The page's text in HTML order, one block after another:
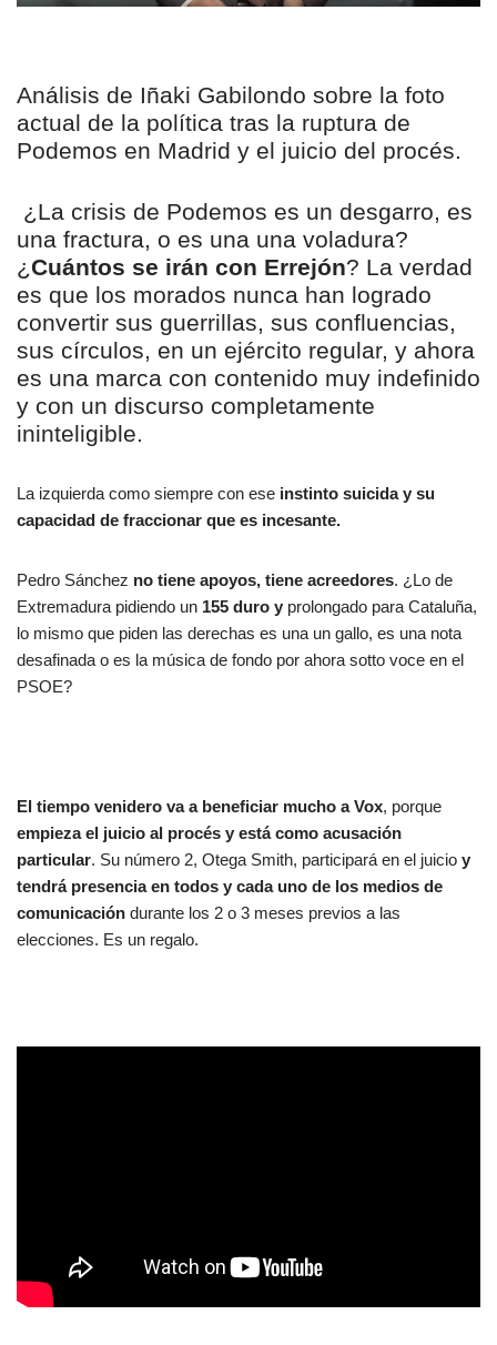
Análisis de Iñaki Gabilondo sobre la foto
actual de la política tras la ruptura de
Podemos en Madrid y el juicio del procés.
¿La crisis de Podemos es un desgarro, es
una fractura, o es una una voladura?
¿Cuántos se irán con Errejón? La verdad
es que los morados nunca han logrado
convertir sus guerrillas, sus confluencias,
sus círculos, en un ejército regular, y ahora
es una marca con contenido muy indefinido
y con un discurso completamente
ininteligible.
La izquierda como siempre con ese instinto suicida y su
capacidad de fraccionar que es incesante.
Pedro Sánchez no tiene apoyos, tiene acreedores. ¿Lo de
Extremadura pidiendo un 155 duro y prolongado para Cataluña,
lo mismo que piden las derechas es una un gallo, es una nota
desafinada o es la música de fondo por ahora sotto voce en el
PSOE?
El tiempo venidero va a beneficiar mucho a Vox, porque
empieza el juicio al procés y está como acusación
particular. Su número 2, Otega Smith, participará en el juicio y
tendrá presencia en todos y cada uno de los medios de
comunicación durante los 2 o 3 meses previos a las
elecciones. Es un regalo.